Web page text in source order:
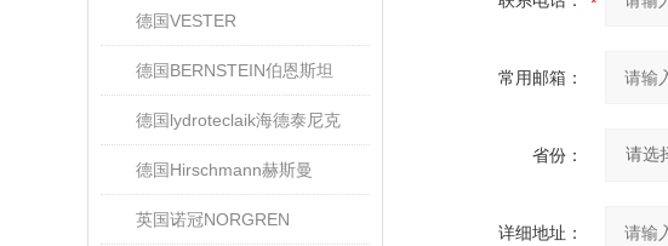
德国VESTER
德国BERNSTEIN伯恩斯坦
德国lydroteclaik海德泰尼克
德国Hirschmann赫斯曼
英国诺冠NORGREN
常用邮箱：
省份：
详细地址：